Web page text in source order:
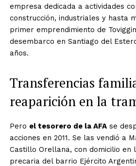
empresa dedicada a actividades
construcción, industriales y hasta
primer emprendimiento de
desembarco en Santiago del
años.
Transferencias
reaparición en la
Pero el tesorero de la AFA se
acciones en 2011. Se las vendió a
Castillo Orellana, con domicilio en
precaria del barrio Ejército